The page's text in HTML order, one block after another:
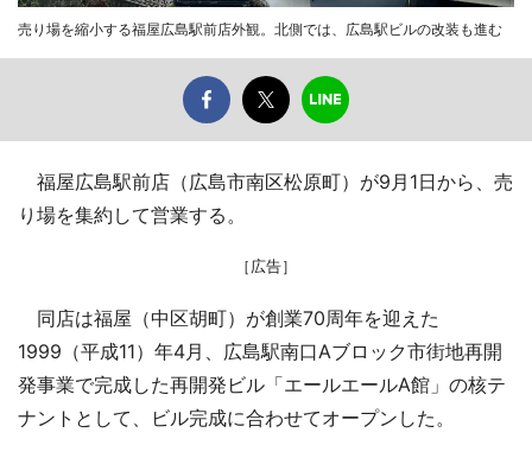
売り場を縮小する福屋広島駅前店外観。北側では、広島駅ビルの改装も進む
福屋広島駅前店（広島市南区松原町）が9月1日から、売
り場を集約して営業する。
［広告］
同店は福屋（中区胡町）が創業70周年を迎えた
1999（平成11）年4月、広島駅南口Aブロック市街地再開
発事業で完成した再開発ビル「エールエールA館」の核テ
ナントとして、ビル完成に合わせてオープンした。